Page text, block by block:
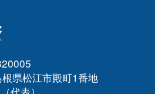
県松江市殿町1番地